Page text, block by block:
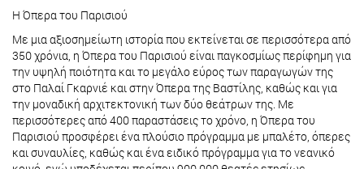
Η Όπερα του Παρισιού
Με μια αξιοσημείωτη ιστορία που εκτείνεται σε περισσότερα από
350 χρόνια, η Όπερα του Παρισιού είναι παγκοσμίως περίφημη για
την υψηλή ποιότητα και το μεγάλο εύρος των παραγωγών της
στο Παλαί Γκαρνιέ και στην Όπερα της Βαστίλης, καθώς και για
την μοναδική αρχιτεκτονική των δύο θεάτρων της. Με
περισσότερες από 400 παραστάσεις το χρόνο, η Όπερα του
Παρισιού προσφέρει ένα πλούσιο πρόγραμμα με μπαλέτο, όπερες
και συναυλίες, καθώς και ένα ειδικό πρόγραμμα για το νεανικό